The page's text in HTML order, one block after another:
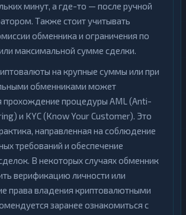
минут, а где-то — после ручной
Также стоит учитывать
обменника и ограничения по
максимальной сумме сделки.
на крупные суммы или при
обменниками может
прохождение процедуры AML (Anti-
и KYC (Know Your Customer). Это
направленная на соблюдение
требований и обеспечение
В некоторых случаях обменник
верификацию личности или
права владения криптовалютными
заранее ознакомиться с